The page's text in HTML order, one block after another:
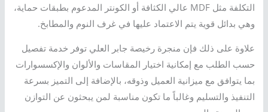
التكلفة مثل MDF عالي الكثافة أو الكونتر المدعوم بطبقات حماية،
وهي بدائل قوية يتم الاعتماد عليها في غرف النوم والمطابخ.
علاوة على ذلك فإن منجرة رخيصة جابر العلي توفر خدمة تفصيل
حسب الطلب مع إمكانية اختيار المقاسات والألوان والإكسسوارات
بما يتوافق مع ميزانية العميل وذوقه، بالإضافة إلى التميز بسرعة
التنفيذ والتسليم وغالباً ما تكون مناسبة لمن يبحثون عن التوازن